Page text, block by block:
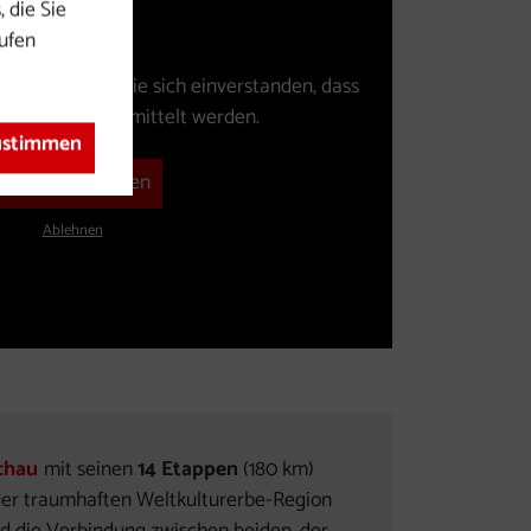
erklären Sie sich einverstanden, dass
übermittelt werden.
Video abspielen
Ablehnen
mit seinen14 Etappen (180 km)
traumhaften Weltkulturerbe-Region
die Sie